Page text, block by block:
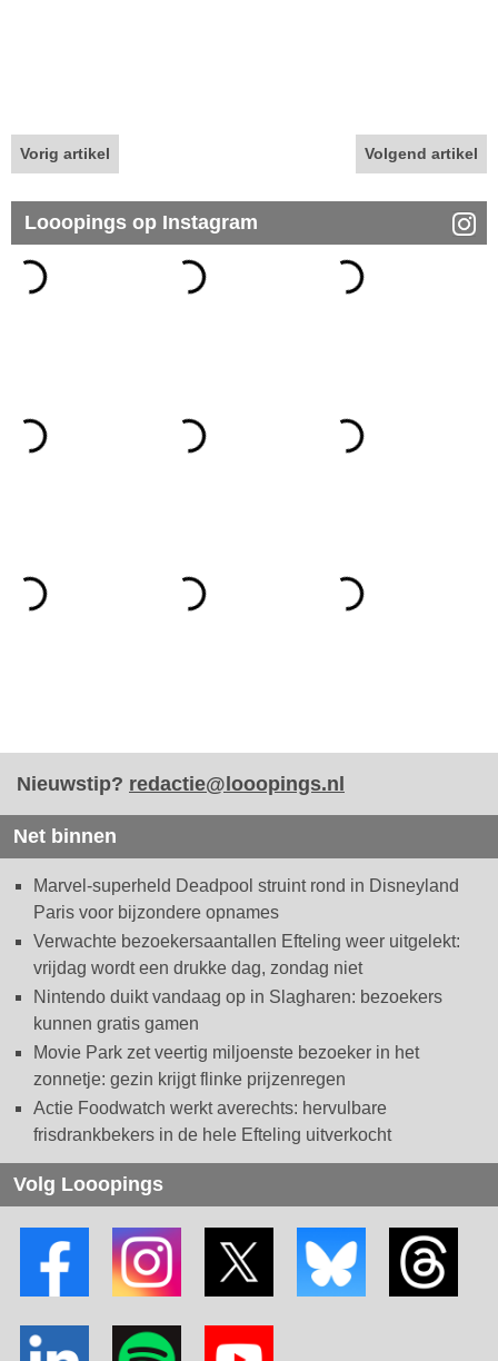
Vorig artikel Volgend artikel
Looopings op Instagram
Nieuwstip? redactie@looopings.nl
Net binnen
Marvel-superheld Deadpool struint rond in Disneyland
Paris voor bijzondere opnames
Verwachte bezoekersaantallen Efteling weer uitgelekt:
vrijdag wordt een drukke dag, zondag niet
Nintendo duikt vandaag op in Slagharen: bezoekers
kunnen gratis gamen
Movie Park zet veertig miljoenste bezoeker in het
zonnetje: gezin krijgt flinke prijzenregen
Actie Foodwatch werkt averechts: hervulbare
frisdrankbekers in de hele Efteling uitverkocht
Volg Looopings